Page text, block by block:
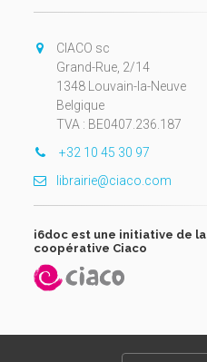
CIACO sc
Grand-Rue, 2/14
1348 Louvain-la-Neuve
Belgique
TVA : BE0407.236.187
+32 10 45 30 97
librairie@ciaco.com
i6doc est une initiative de la
coopérative Ciaco